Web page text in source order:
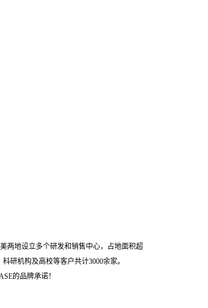
两地设立多个研发和销售中心，占地面积超
研机构及高校等客户共计3000余家。
的品牌承诺！